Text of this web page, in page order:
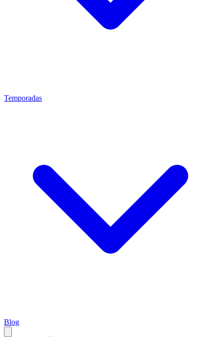
Temporadas
Blog